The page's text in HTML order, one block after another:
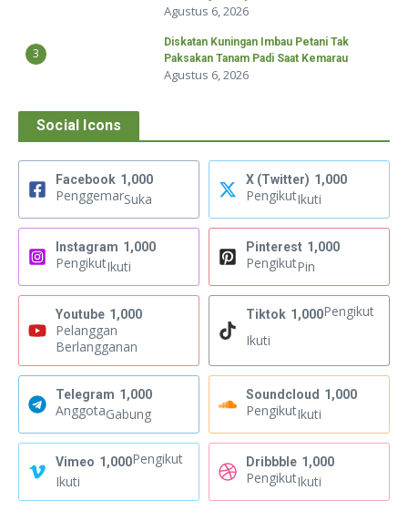
Agustus 6, 2026
3
Diskatan Kuningan Imbau Petani Tak
Paksakan Tanam Padi Saat Kemarau
Agustus 6, 2026
Social Icons
Facebook 1,000
PenggemarSuka
X (Twitter) 1,000
PengikutIkuti
Instagram 1,000
PengikutIkuti
Pinterest 1,000
PengikutPin
Youtube 1,000
Pelanggan
Berlangganan
Tiktok 1,000Pengikut
Ikuti
Telegram 1,000
AnggotaGabung
Soundcloud 1,000
PengikutIkuti
Vimeo 1,000Pengikut
Ikuti
Dribbble 1,000
PengikutIkuti